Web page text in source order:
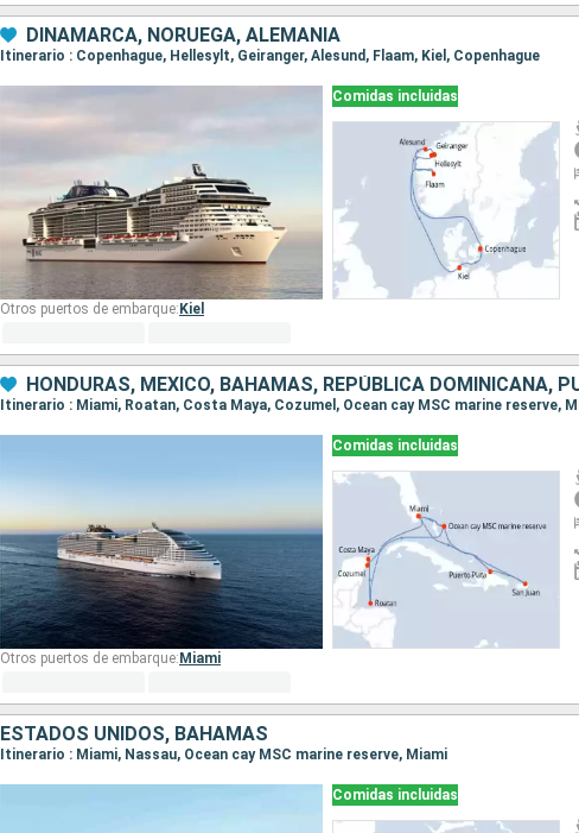
DINAMARCA, NORUEGA, ALEMANIA
Itinerario : Copenhague, Hellesylt, Geiranger, Alesund, Flaam, Kiel, Copenhague
Comidas incluidas
Otros puertos de embarque: Kiel
Comidas incluidas
Otros puertos de embarque: Miami
ESTADOS UNIDOS, BAHAMAS
Itinerario : Miami, Nassau, Ocean cay MSC marine reserve, Miami
Comidas incluidas